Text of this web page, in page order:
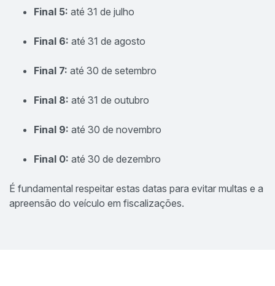
Final 5: até 31 de julho
Final 6: até 31 de agosto
Final 7: até 30 de setembro
Final 8: até 31 de outubro
Final 9: até 30 de novembro
Final 0: até 30 de dezembro
É fundamental respeitar estas datas para evitar multas e a
apreensão do veículo em fiscalizações.